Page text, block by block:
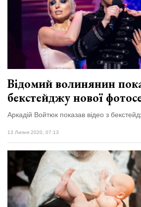
Відомий волинянин
бекстейджу нової
Аркадій Войтюк показав відео з
13 Липня 2020, 07:13